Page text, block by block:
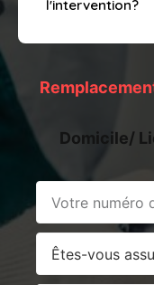
l'intervention?
Domicile/